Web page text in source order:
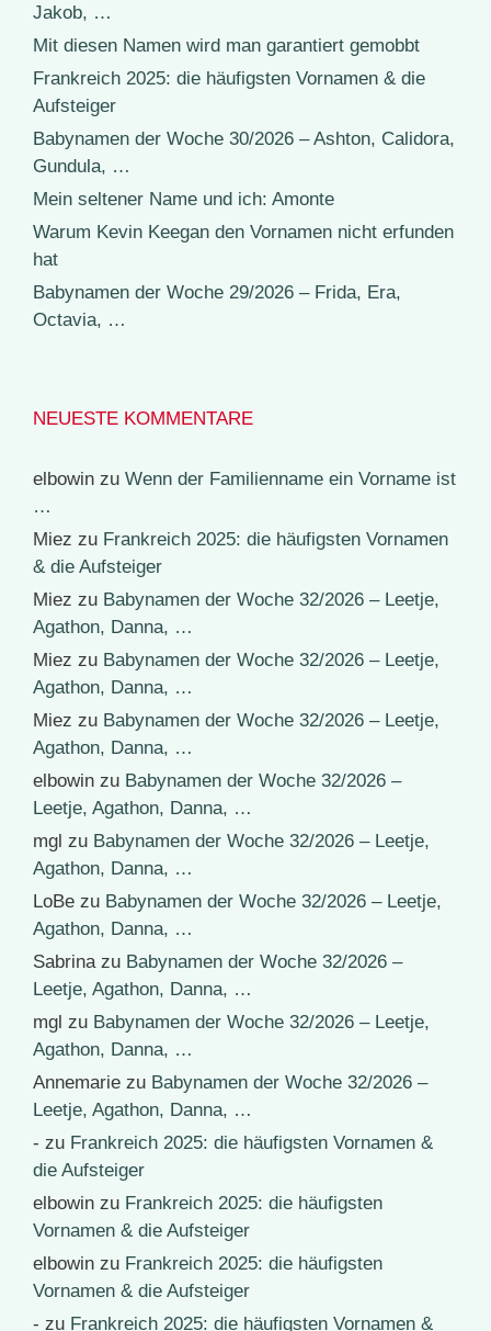
Jakob, …
Mit diesen Namen wird man garantiert gemobbt
Frankreich 2025: die häufigsten Vornamen & die
Aufsteiger
Babynamen der Woche 30/2026 – Ashton, Calidora,
Gundula, …
Mein seltener Name und ich: Amonte
Warum Kevin Keegan den Vornamen nicht erfunden
hat
Babynamen der Woche 29/2026 – Frida, Era,
Octavia, …
NEUESTE KOMMENTARE
elbowin zu Wenn der Familienname ein Vorname ist
…
Miez zu Frankreich 2025: die häufigsten Vornamen
& die Aufsteiger
Miez zu Babynamen der Woche 32/2026 – Leetje,
Agathon, Danna, …
Miez zu Babynamen der Woche 32/2026 – Leetje,
Agathon, Danna, …
Miez zu Babynamen der Woche 32/2026 – Leetje,
Agathon, Danna, …
elbowin zu Babynamen der Woche 32/2026 –
Leetje, Agathon, Danna, …
mgl zu Babynamen der Woche 32/2026 – Leetje,
Agathon, Danna, …
LoBe zu Babynamen der Woche 32/2026 – Leetje,
Agathon, Danna, …
Sabrinazu Babynamen der Woche 32/2026 –
Leetje, Agathon, Danna, …
mgl zu Babynamen der Woche 32/2026 – Leetje,
Agathon, Danna, …
Annemarie zu Babynamen der Woche 32/2026 –
Leetje, Agathon, Danna, …
- zu Frankreich 2025: die häufigsten Vornamen &
die Aufsteiger
elbowin zu Frankreich 2025: die häufigsten
Vornamen & die Aufsteiger
elbowin zu Frankreich 2025: die häufigsten
Vornamen & die Aufsteiger
- zu Frankreich 2025: die häufigsten Vornamen &